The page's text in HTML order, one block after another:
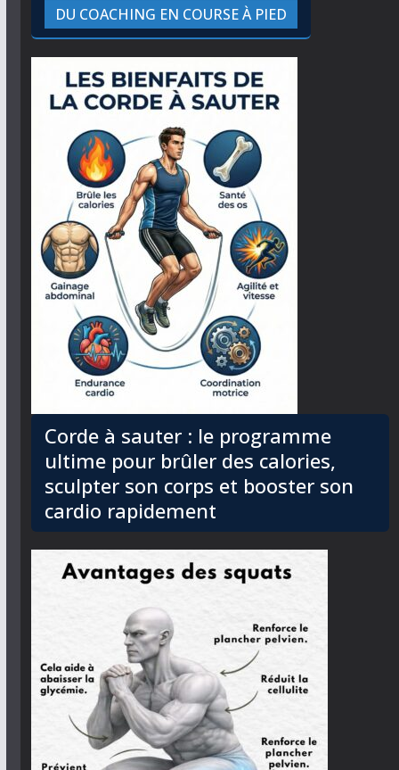
DU COACHING EN COURSE À PIED
Corde à sauter : le programme
ultime pour brûler des calories,
sculpter son corps et booster son
cardio rapidement